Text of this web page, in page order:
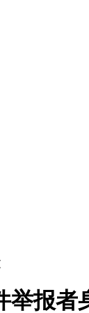
举报者